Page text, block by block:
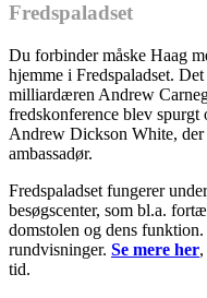
Fredspaladset
Du forbinder måske Haag
hjemme i Fredspaladset.
milliardæren Andrew
fredskonference blev
Andrew Dickson White, der
ambassadør.
Fredspaladset fungerer
besøgscenter, som bl.a.
domstolen og dens
rundvisninger. Se mere her
tid.